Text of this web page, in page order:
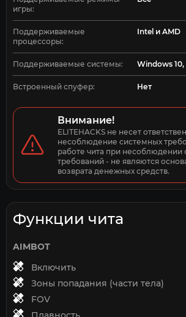
игры:
Поддерживаемые
процессоры:
Intel и AMD
Поддерживаемые системы: Windows 10,
Встроенный спуфер: Нет
Внимание!
ELITEHACKS не несет
несоблюдение системных
работе чита при несоблюдении
требований - не являются
возврата денежных средств.
Функции чита
AIMBOT
Включить
Зоны попадания (части тела)
FOV